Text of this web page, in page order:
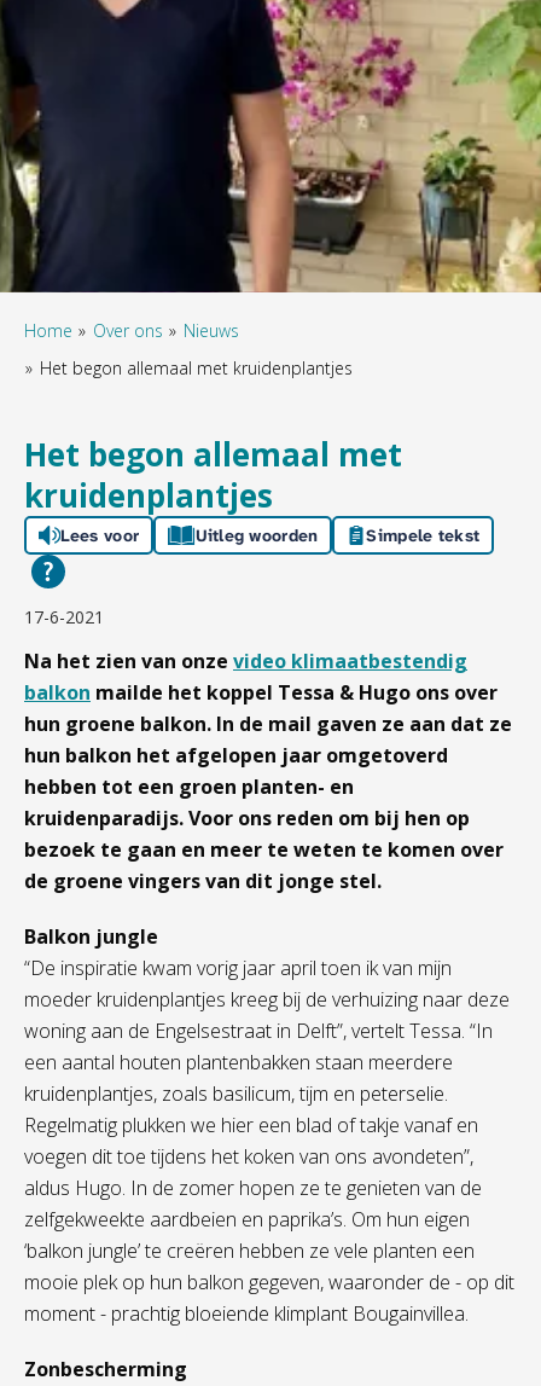
Home Over ons
Nieuws
Het begon allemaal met kruidenplantjes
Het begon allemaal met
kruidenplantjes
Lees voor Uitleg woorden Simpele tekst
17-6-2021
Na het zien van onze video klimaatbestendig
balkon mailde het koppel Tessa & Hugo ons over
hun groene balkon. In de mail gaven ze aan dat ze
hun balkon het afgelopen jaar omgetoverd
hebben tot een groen planten- en
kruidenparadijs. Voor ons reden om bij hen op
bezoek te gaan en meer te weten te komen over
de groene vingers van dit jonge stel.
Balkon jungle
“De inspiratie kwam vorig jaar april toen ik van mijn
moeder kruidenplantjes kreeg bij de verhuizing naar deze
woning aan de Engelsestraat in Delft”, vertelt Tessa. “In
een aantal houten plantenbakken staan meerdere
kruidenplantjes, zoals basilicum, tijm en peterselie.
Regelmatig plukken we hier een blad of takje vanaf en
voegen dit toe tijdens het koken van ons avondeten”,
aldus Hugo. In de zomer hopen ze te genieten van de
zelfgekweekte aardbeien en paprika’s. Om hun eigen
‘balkon jungle’ te creëren hebben ze vele planten een
mooie plek op hun balkon gegeven, waaronder de - op dit
moment - prachtig bloeiende klimplant Bougainvillea.
Zonbescherming